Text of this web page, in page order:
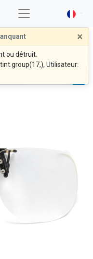
×
ou détruit.
Utilisateur:
Daltoniens